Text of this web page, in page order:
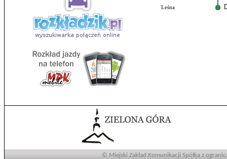
Leśna
© Miejski Zakład Komunikacji Spółka z